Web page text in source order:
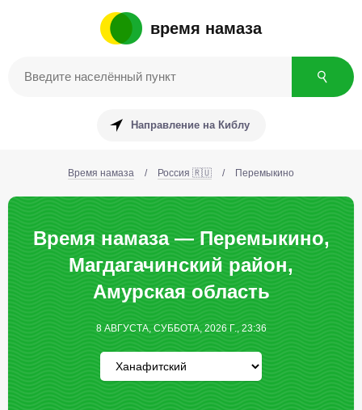
время намаза
Направление на Киблу
Время намаза / Россия 🇷🇺 / Перемыкино
Время намаза — Перемыкино,
Магдагачинский район,
Амурская область
8 АВГУСТА, СУББОТА, 2026 Г., 23:36